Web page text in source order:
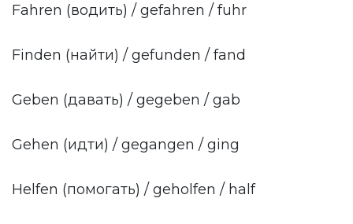
Fahren (водить) / gefahren / fuhr
Finden (найти) / gefunden / fand
Geben (давать) / gegeben / gab
Gehen (идти) / gegangen / ging
Helfen (помогать) / geholfen / half